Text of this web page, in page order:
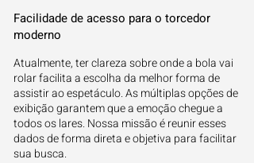
Facilidade de acesso para o torcedor
moderno
Atualmente, ter clareza sobre onde a bola vai
rolar facilita a escolha da melhor forma de
assistir ao espetáculo. As múltiplas opções de
exibição garantem que a emoção chegue a
todos os lares. Nossa missão é reunir esses
dados de forma direta e objetiva para facilitar
sua busca.